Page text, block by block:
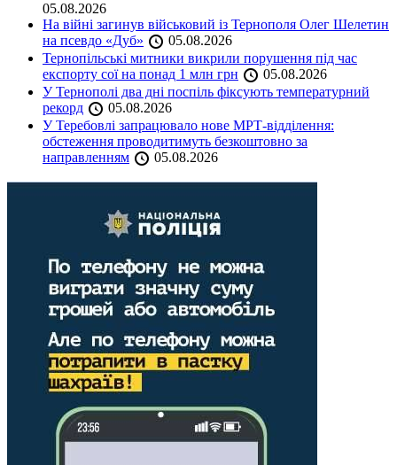
05.08.2026
На війні загинув військовий із Тернополя Олег Шелетин
на псевдо «Дуб»
05.08.2026
Тернопільські митники викрили порушення під час
експорту сої на понад 1 млн грн
05.08.2026
У Тернополі два дні поспіль фіксують температурний
рекорд
05.08.2026
У Теребовлі запрацювало нове МРТ-відділення:
обстеження проводитимуть безкоштовно за
направленням
05.08.2026